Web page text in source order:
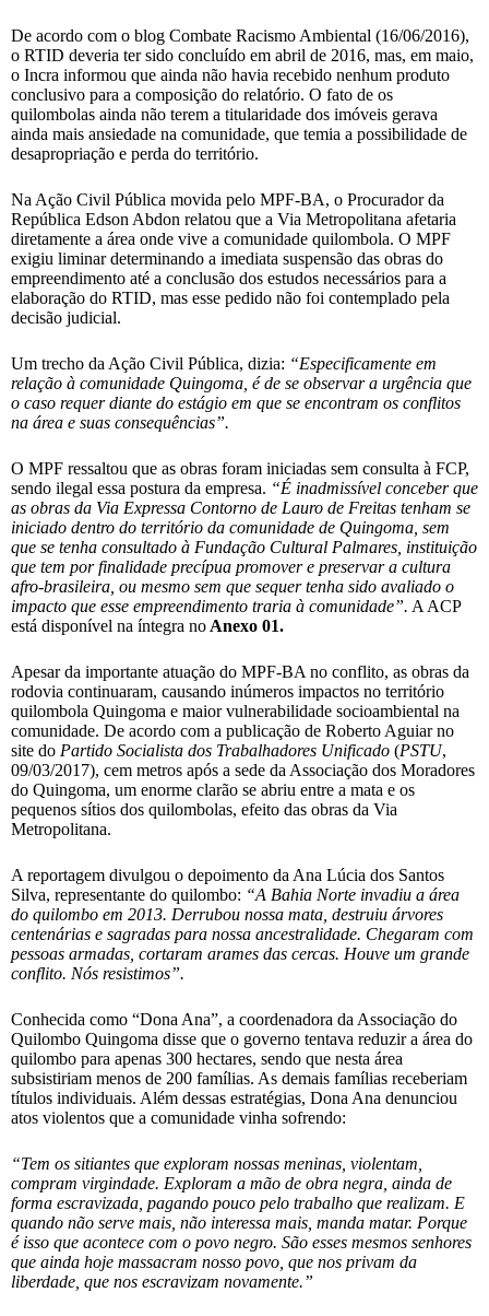
De acordo com o blog Combate Racismo Ambiental (16/06/2016),
o RTID deveria ter sido concluído em abril de 2016, mas, em maio,
o Incra informou que ainda não havia recebido nenhum produto
conclusivo para a composição do relatório. O fato de os
quilombolas ainda não terem a titularidade dos imóveis gerava
ainda mais ansiedade na comunidade, que temia a possibilidade de
desapropriação e perda do território.
Na Ação Civil Pública movida pelo MPF-BA, o Procurador da
República Edson Abdon relatou que a Via Metropolitana afetaria
diretamente a área onde vive a comunidade quilombola. O MPF
exigiu liminar determinando a imediata suspensão das obras do
empreendimento até a conclusão dos estudos necessários para a
elaboração do RTID, mas esse pedido não foi contemplado pela
decisão judicial.
Um trecho da Ação Civil Pública, dizia: “Especificamente em
relação à comunidade Quingoma, é de se observar a urgência que
o caso requer diante do estágio em que se encontram os conflitos
na área e suas consequências”.
O MPF ressaltou que as obras foram iniciadas sem consulta à FCP,
sendo ilegal essa postura da empresa. “É inadmissível conceber que
as obras da Via Expressa Contorno de Lauro de Freitas tenham se
iniciado dentro do território da comunidade de Quingoma, sem
que se tenha consultado à Fundação Cultural Palmares, instituição
que tem por finalidade precípua promover e preservar a cultura
afro-brasileira, ou mesmo sem que sequer tenha sido avaliado o
impacto que esse empreendimento traria à comunidade”. A ACP
está disponível na íntegra no Anexo 01.
Apesar da importante atuação do MPF-BA no conflito, as obras da
rodovia continuaram, causando inúmeros impactos no território
quilombola Quingoma e maior vulnerabilidade socioambiental na
comunidade. De acordo com a publicação de Roberto Aguiar no
site do Partido Socialista dos Trabalhadores Unificado (PSTU,
09/03/2017), cem metros após a sede da Associação dos Moradores
do Quingoma, um enorme clarão se abriu entre a mata e os
pequenos sítios dos quilombolas, efeito das obras da Via
Metropolitana.
A reportagem divulgou o depoimento da Ana Lúcia dos Santos
Silva, representante do quilombo: “A Bahia Norte invadiu a área
do quilombo em 2013. Derrubou nossa mata, destruiu árvores
centenárias e sagradas para nossa ancestralidade. Chegaram com
pessoas armadas, cortaram arames das cercas. Houve um grande
conflito. Nós resistimos”.
Conhecida como “Dona Ana”, a coordenadora da Associação do
Quilombo Quingoma disse que o governo tentava reduzir a área do
quilombo para apenas 300 hectares, sendo que nesta área
subsistiriam menos de 200 famílias. As demais famílias receberiam
títulos individuais. Além dessas estratégias, Dona Ana denunciou
atos violentos que a comunidade vinha sofrendo:
“Tem os sitiantes que exploram nossas meninas, violentam,
compram virgindade. Exploram a mão de obra negra, ainda de
forma escravizada, pagando pouco pelo trabalho que realizam. E
quando não serve mais, não interessa mais, manda matar. Porque
é isso que acontece com o povo negro. São esses mesmos senhores
que ainda hoje massacram nosso povo, que nos privam da
liberdade, que nos escravizam novamente.”